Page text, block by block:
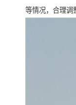
等情况，合理调